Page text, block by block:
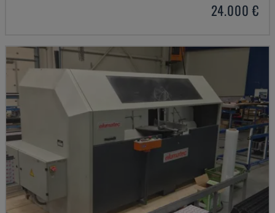
24.000 €